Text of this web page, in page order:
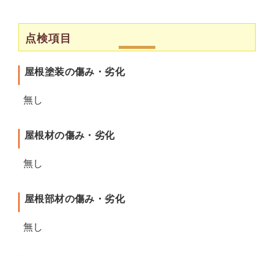
点検項目
屋根塗装の傷み・劣化
無し
屋根材の傷み・劣化
無し
屋根部材の傷み・劣化
無し